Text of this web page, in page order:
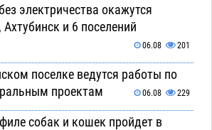
электричества окажутся
и 6 поселений
06.08 201
поселке ведутся работы по
проектам
06.08 229
собак и кошек пройдет в